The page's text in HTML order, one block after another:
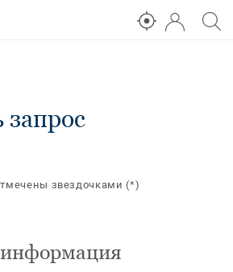
запрос
звездочками(*)